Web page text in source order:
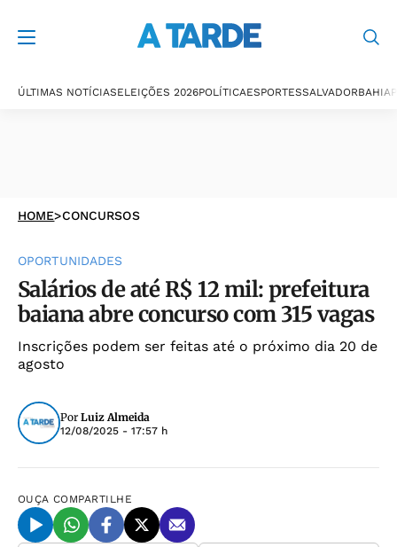
ÚLTIMAS NOTÍCIASELEIÇÕES 2026POLÍTICAESPORTESSALVADORBAHIA
HOME>CONCURSOS
OPORTUNIDADES
Salários de até R$ 12 mil: prefeitura
baiana abre concurso com 315 vagas
Inscrições podem ser feitas até o próximo dia 20 de
agosto
Por Luiz Almeida
12/08/2025 - 17:57 h
OUÇA COMPARTILHE